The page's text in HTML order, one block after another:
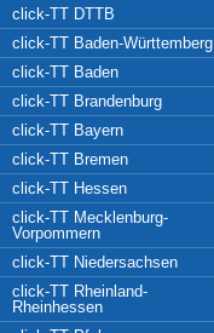
click-TT DTTB
click-TT Baden-Württemberg
click-TT Baden
click-TT Brandenburg
click-TT Bayern
click-TT Bremen
click-TT Hessen
click-TT Mecklenburg-
Vorpommern
click-TT Niedersachsen
click-TT Rheinland-
Rheinhessen